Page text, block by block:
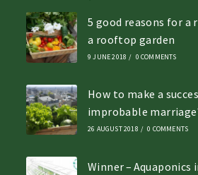
5 good reasons for a
a rooftop garden
9 JUNE 2018 / 0 COMMENTS
How to make a
improbable
26 AUGUST 2018 / 0 COMMENTS
Winner –